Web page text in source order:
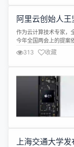
阿里云创始人
作为云计算技术专家，
今年全国两会上的提案
以算力为基础的人工
人类在经历马力和电
采访内容如下： 主持
现在，包括第...
313 收藏
上海交通大学